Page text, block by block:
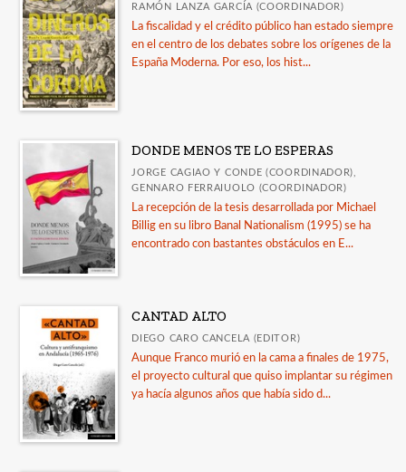
RAMÓN LANZA GARCÍA (COORDINADOR)
La fiscalidad y el crédito público han estado siempre
en el centro de los debates sobre los orígenes de la
España Moderna. Por eso, los hist...
DONDE MENOS TE LO ESPERAS
JORGE CAGIAO Y CONDE (COORDINADOR),
GENNARO FERRAIUOLO (COORDINADOR)
La recepción de la tesis desarrollada por Michael
Billig en su libro Banal Nationalism (1995) se ha
encontrado con bastantes obstáculos en E...
CANTAD ALTO
DIEGO CARO CANCELA (EDITOR)
Aunque Franco murió en la cama a finales de 1975,
el proyecto cultural que quiso implantar su régimen
ya hacía algunos años que había sido d...